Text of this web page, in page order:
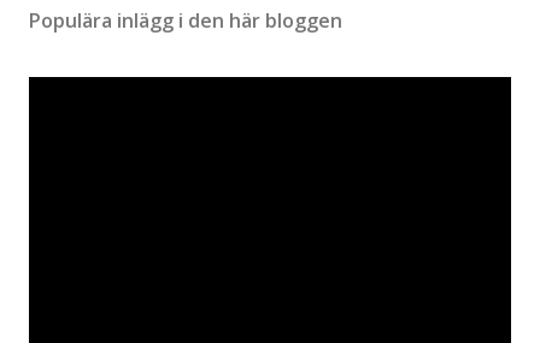
Populära inlägg i den här bloggen